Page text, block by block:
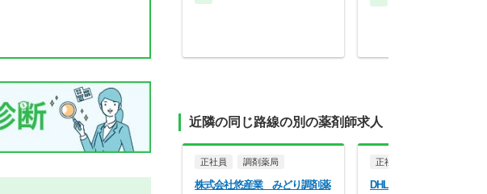
近隣の同じ路線の別の薬剤師求人
正社員 調剤薬局
株式会社悠産業 みどり調剤薬
正社員
DHLサプライチェーン株